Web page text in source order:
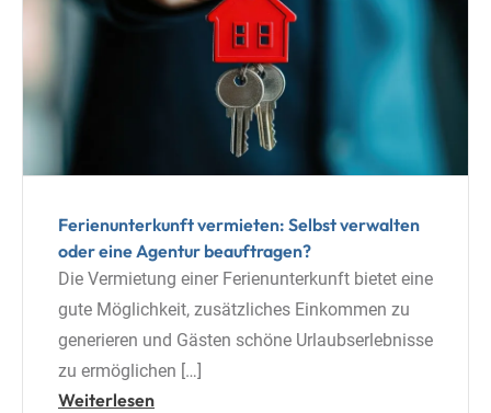
Ferienunterkunft vermieten: Selbst verwalten
oder eine Agentur beauftragen?
Die Vermietung einer Ferienunterkunft bietet eine
gute Möglichkeit, zusätzliches Einkommen zu
generieren und Gästen schöne Urlaubserlebnisse
zu ermöglichen […]
Weiterlesen